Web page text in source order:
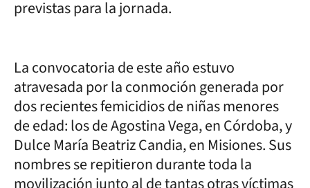
previstas para la jornada.
La convocatoria de este año estuvo
atravesada por la conmoción generada por
dos recientes femicidios de niñas menores
de edad: los de Agostina Vega, en Córdoba, y
Dulce María Beatriz Candia, en Misiones. Sus
nombres se repitieron durante toda la